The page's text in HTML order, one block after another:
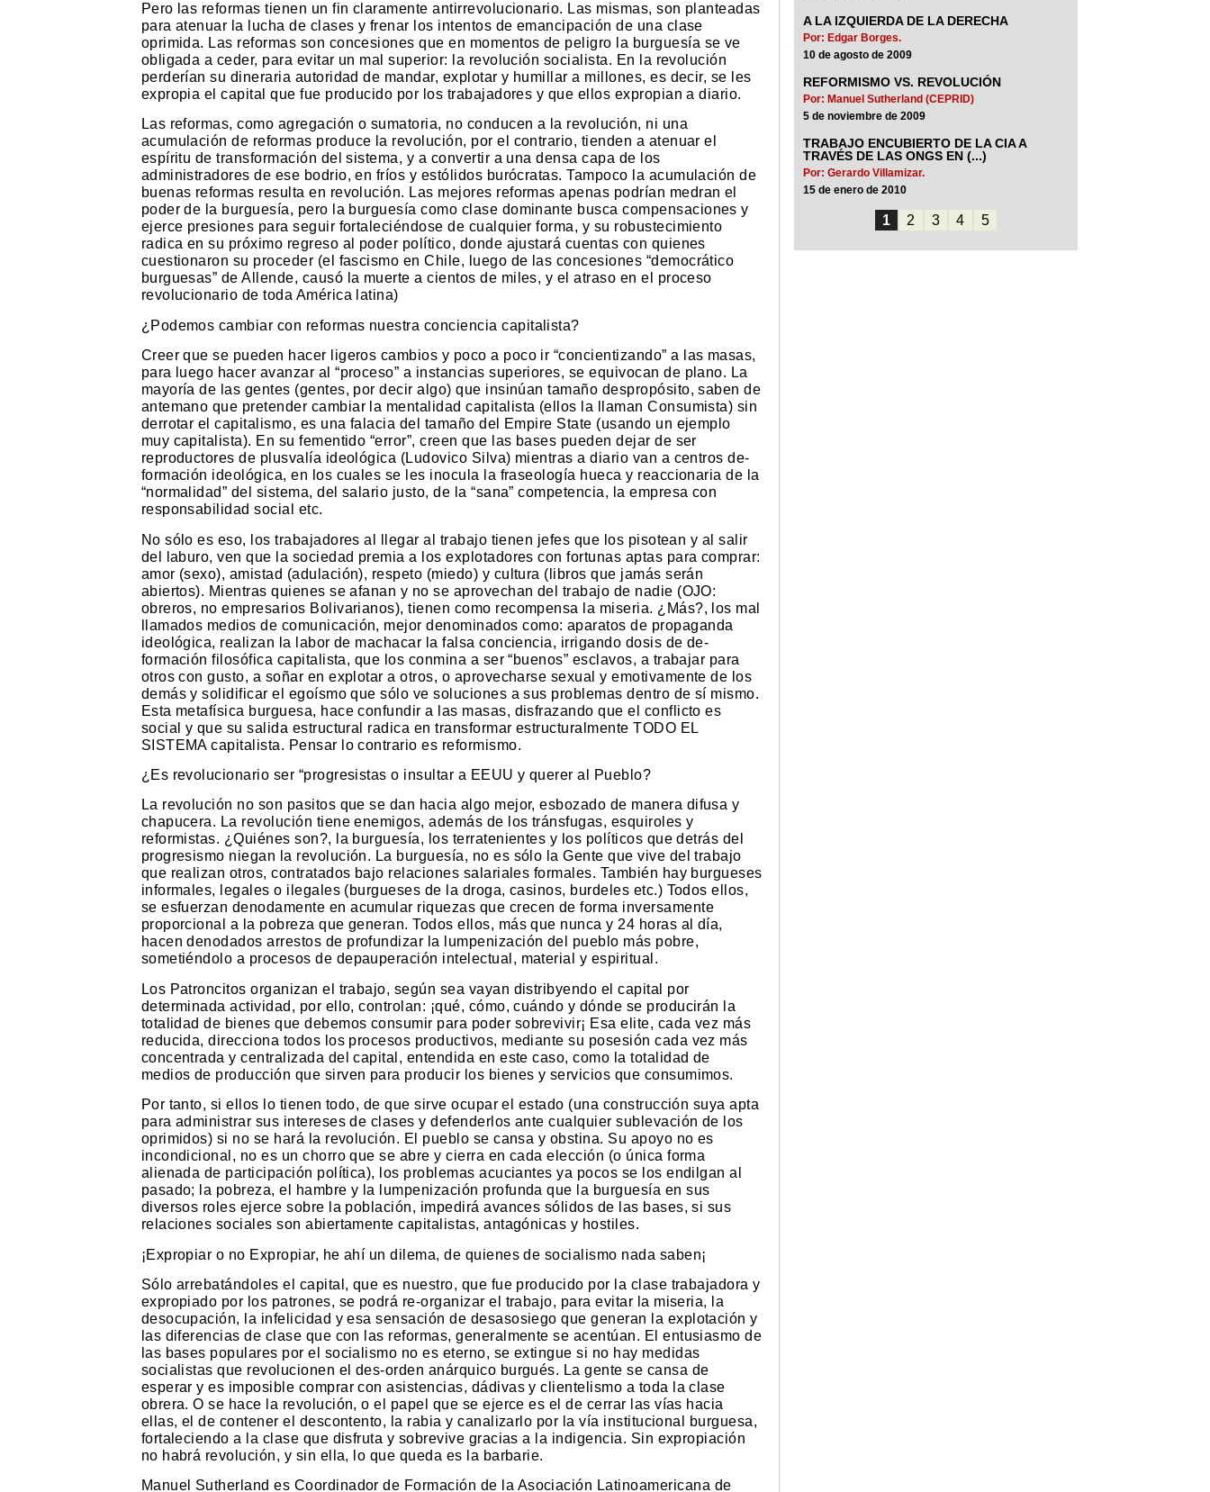
Pero las reformas tienen un fin claramente antirrevolucionario. Las mismas, son planteadas
para atenuar la lucha de clases y frenar los intentos de emancipación de una clase
oprimida. Las reformas son concesiones que en momentos de peligro la burguesía se ve
obligada a ceder, para evitar un mal superior: la revolución socialista. En la revolución
perderían su dineraria autoridad de mandar, explotar y humillar a millones, es decir, se les
expropia el capital que fue producido por los trabajadores y que ellos expropian a diario.
Las reformas, como agregación o sumatoria, no conducen a la revolución, ni una
acumulación de reformas produce la revolución, por el contrario, tienden a atenuar el
espíritu de transformación del sistema, y a convertir a una densa capa de los
administradores de ese bodrio, en fríos y estólidos burócratas. Tampoco la acumulación de
buenas reformas resulta en revolución. Las mejores reformas apenas podrían medran el
poder de la burguesía, pero la burguesía como clase dominante busca compensaciones y
ejerce presiones para seguir fortaleciéndose de cualquier forma, y su robustecimiento
radica en su próximo regreso al poder político, donde ajustará cuentas con quienes
cuestionaron su proceder (el fascismo en Chile, luego de las concesiones “democrático
burguesas” de Allende, causó la muerte a cientos de miles, y el atraso en el proceso
revolucionario de toda América latina)
¿Podemos cambiar con reformas nuestra conciencia capitalista?
Creer que se pueden hacer ligeros cambios y poco a poco ir “concientizando” a las masas,
para luego hacer avanzar al “proceso” a instancias superiores, se equivocan de plano. La
mayoría de las gentes (gentes, por decir algo) que insinúan tamaño despropósito, saben de
antemano que pretender cambiar la mentalidad capitalista (ellos la llaman Consumista) sin
derrotar el capitalismo, es una falacia del tamaño del Empire State (usando un ejemplo
muy capitalista). En su fementido “error”, creen que las bases pueden dejar de ser
reproductores de plusvalía ideológica (Ludovico Silva) mientras a diario van a centros de-
formación ideológica, en los cuales se les inocula la fraseología hueca y reaccionaria de la
“normalidad” del sistema, del salario justo, de la “sana” competencia, la empresa con
responsabilidad social etc.
No sólo es eso, los trabajadores al llegar al trabajo tienen jefes que los pisotean y al salir
del laburo, ven que la sociedad premia a los explotadores con fortunas aptas para comprar:
amor (sexo), amistad (adulación), respeto (miedo) y cultura (libros que jamás serán
abiertos). Mientras quienes se afanan y no se aprovechan del trabajo de nadie (OJO:
obreros, no empresarios Bolivarianos), tienen como recompensa la miseria. ¿Más?, los mal
llamados medios de comunicación, mejor denominados como: aparatos de propaganda
ideológica, realizan la labor de machacar la falsa conciencia, irrigando dosis de de-
formación filosófica capitalista, que los conmina a ser “buenos” esclavos, a trabajar para
otros con gusto, a soñar en explotar a otros, o aprovecharse sexual y emotivamente de los
demás y solidificar el egoísmo que sólo ve soluciones a sus problemas dentro de sí mismo.
Esta metafísica burguesa, hace confundir a las masas, disfrazando que el conflicto es
social y que su salida estructural radica en transformar estructuralmente TODO EL
SISTEMA capitalista. Pensar lo contrario es reformismo.
¿Es revolucionario ser “progresistas o insultar a EEUU y querer al Pueblo?
La revolución no son pasitos que se dan hacia algo mejor, esbozado de manera difusa y
chapucera. La revolución tiene enemigos, además de los tránsfugas, esquiroles y
reformistas. ¿Quiénes son?, la burguesía, los terratenientes y los políticos que detrás del
progresismo niegan la revolución. La burguesía, no es sólo la Gente que vive del trabajo
que realizan otros, contratados bajo relaciones salariales formales. También hay burgueses
informales, legales o ilegales (burgueses de la droga, casinos, burdeles etc.) Todos ellos,
se esfuerzan denodamente en acumular riquezas que crecen de forma inversamente
proporcional a la pobreza que generan. Todos ellos, más que nunca y 24 horas al día,
hacen denodados arrestos de profundizar la lumpenización del pueblo más pobre,
sometiéndolo a procesos de depauperación intelectual, material y espiritual.
Los Patroncitos organizan el trabajo, según sea vayan distribyendo el capital por
determinada actividad, por ello, controlan: ¡qué, cómo, cuándo y dónde se producirán la
totalidad de bienes que debemos consumir para poder sobrevivir¡ Esa elite, cada vez más
reducida, direcciona todos los procesos productivos, mediante su posesión cada vez más
concentrada y centralizada del capital, entendida en este caso, como la totalidad de
medios de producción que sirven para producir los bienes y servicios que consumimos.
Por tanto, si ellos lo tienen todo, de que sirve ocupar el estado (una construcción suya apta
para administrar sus intereses de clases y defenderlos ante cualquier sublevación de los
oprimidos) si no se hará la revolución. El pueblo se cansa y obstina. Su apoyo no es
incondicional, no es un chorro que se abre y cierra en cada elección (o única forma
alienada de participación política), los problemas acuciantes ya pocos se los endilgan al
pasado; la pobreza, el hambre y la lumpenización profunda que la burguesía en sus
diversos roles ejerce sobre la población, impedirá avances sólidos de las bases, si sus
relaciones sociales son abiertamente capitalistas, antagónicas y hostiles.
¡Expropiar o no Expropiar, he ahí un dilema, de quienes de socialismo nada saben¡
Sólo arrebatándoles el capital, que es nuestro, que fue producido por la clase trabajadora y
expropiado por los patrones, se podrá re-organizar el trabajo, para evitar la miseria, la
desocupación, la infelicidad y esa sensación de desasosiego que generan la explotación y
las diferencias de clase que con las reformas, generalmente se acentúan. El entusiasmo de
las bases populares por el socialismo no es eterno, se extingue si no hay medidas
socialistas que revolucionen el des-orden anárquico burgués. La gente se cansa de
esperar y es imposible comprar con asistencias, dádivas y clientelismo a toda la clase
obrera. O se hace la revolución, o el papel que se ejerce es el de cerrar las vías hacia
ellas, el de contener el descontento, la rabia y canalizarlo por la vía institucional burguesa,
fortaleciendo a la clase que disfruta y sobrevive gracias a la indigencia. Sin expropiación
no habrá revolución, y sin ella, lo que queda es la barbarie.
Manuel Sutherland es Coordinador de Formación de la Asociación Latinoamericana de
A LA IZQUIERDA DE LA DERECHA
Por: Edgar Borges.
10 de agosto de 2009
REFORMISMO VS. REVOLUCIÓN
Por: Manuel Sutherland (CEPRID)
5 de noviembre de 2009
TRABAJO ENCUBIERTO DE LA CIA A
TRAVÉS DE LAS ONGS EN (...)
Por: Gerardo Villamizar.
15 de enero de 2010
1 2 3 4 5